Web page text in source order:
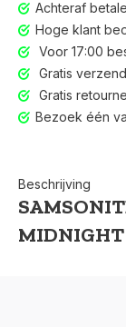
Achteraf
Hoge klant
Voor 17:00
Gratis
Gratis
Bezoek één
Beschrijving
MIDNIGHT